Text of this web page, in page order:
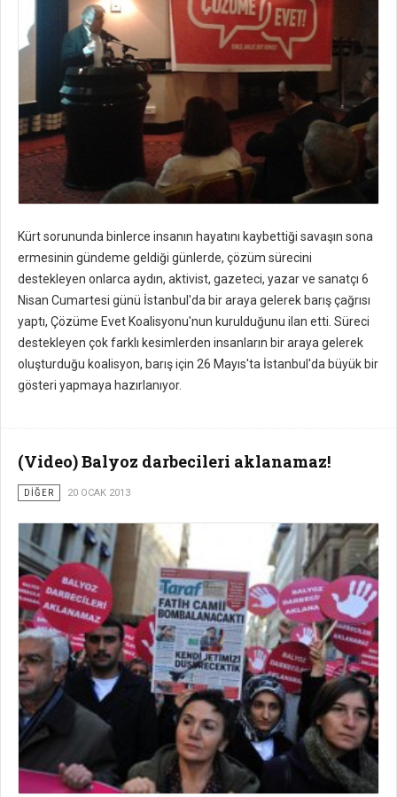
Kürt sorununda binlerce insanın hayatını kaybettiği savaşın sona
ermesinin gündeme geldiği günlerde, çözüm sürecini
destekleyen onlarca aydın, aktivist, gazeteci, yazar ve sanatçı 6
Nisan Cumartesi günü İstanbul'da bir araya gelerek barış çağrısı
yaptı, Çözüme Evet Koalisyonu'nun kurulduğunu ilan etti. Süreci
destekleyen çok farklı kesimlerden insanların bir araya gelerek
oluşturduğu koalisyon, barış için 26 Mayıs'ta İstanbul'da büyük bir
gösteri yapmaya hazırlanıyor.
(Video) Balyoz darbecileri aklanamaz!
DİĞER 20 OCAK 2013